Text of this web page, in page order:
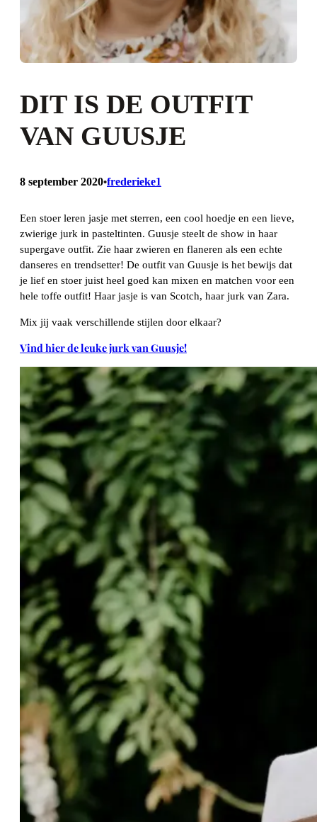
DIT IS DE OUTFIT
VAN GUUSJE
8 september 2020•frederieke1
Een stoer leren jasje met sterren, een cool hoedje en een lieve,
zwierige jurk in pasteltinten. Guusje steelt de show in haar
supergave outfit. Zie haar zwieren en flaneren als een echte
danseres en trendsetter! De outfit van Guusje is het bewijs dat
je lief en stoer juist heel goed kan mixen en matchen voor een
hele toffe outfit! Haar jasje is van Scotch, haar jurk van Zara.
Mix jij vaak verschillende stijlen door elkaar?
Vind hier de leuke jurk van Guusje!